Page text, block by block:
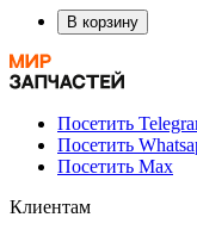
В корзину
Посетить
Посетить
Посетить Max
Клиентам